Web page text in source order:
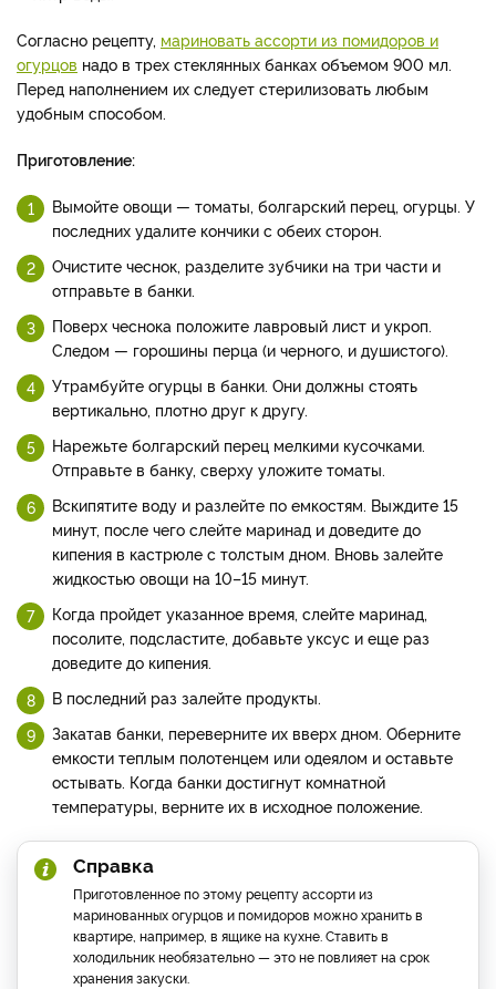
Согласно рецепту, мариновать ассорти из помидоров и
огурцов надо в трех стеклянных банках объемом 900 мл.
Перед наполнением их следует стерилизовать любым
удобным способом.
Приготовление:
Вымойте овощи — томаты, болгарский перец, огурцы. У
последних удалите кончики с обеих сторон.
Очистите чеснок, разделите зубчики на три части и
отправьте в банки.
Поверх чеснока положите лавровый лист и укроп.
Следом — горошины перца (и черного, и душистого).
Утрамбуйте огурцы в банки. Они должны стоять
вертикально, плотно друг к другу.
Нарежьте болгарский перец мелкими кусочками.
Отправьте в банку, сверху уложите томаты.
Вскипятите воду и разлейте по емкостям. Выждите 15
минут, после чего слейте маринад и доведите до
кипения в кастрюле с толстым дном. Вновь залейте
жидкостью овощи на 10–15 минут.
Когда пройдет указанное время, слейте маринад,
посолите, подсластите, добавьте уксус и еще раз
доведите до кипения.
В последний раз залейте продукты.
Закатав банки, переверните их вверх дном. Оберните
емкости теплым полотенцем или одеялом и оставьте
остывать. Когда банки достигнут комнатной
температуры, верните их в исходное положение.
Справка
Приготовленное по этому рецепту ассорти из
маринованных огурцов и помидоров можно хранить в
квартире, например, в ящике на кухне. Ставить в
холодильник необязательно — это не повлияет на срок
хранения закуски.